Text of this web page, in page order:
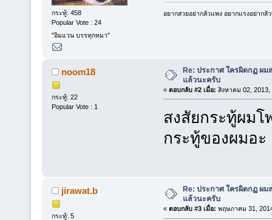
กระทู้: 458
Popular Vote : 24
"อิมแวน บรรทุกหมา"
อยากสวยอย่ากลัวแพง อยากแรงอย่ากลั
noom18
กระทู้: 22
Popular Vote : 1
Re: ประกาศ ใครผิดกฏ ผ
แล้วนะครับ
« ตอบกลับ #2 เมื่อ: สิงหาคม 02, 2013,
สงสัยกระทู้ผม
กระทู้ของผมอะ
jirawat.b
กระทู้: 5
Re: ประกาศ ใครผิดกฏ ผ
แล้วนะครับ
« ตอบกลับ #3 เมื่อ: พฤษภาคม 31,